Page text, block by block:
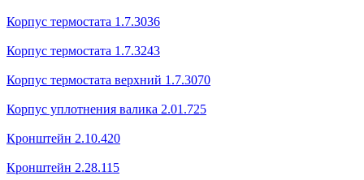
Корпус термостата 1.7.3036
Корпус термостата 1.7.3243
Корпус термостата верхний 1.7.3070
Корпус уплотнения валика 2.01.725
Кронштейн 2.10.420
Кронштейн 2.28.115